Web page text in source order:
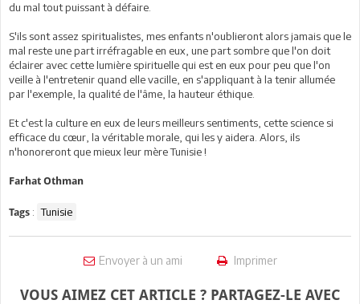
du mal tout puissant à défaire.
S'ils sont assez spiritualistes, mes enfants n'oublieront alors jamais que le
mal reste une part irréfragable en eux, une part sombre que l'on doit
éclairer avec cette lumière spirituelle qui est en eux pour peu que l'on
veille à l'entretenir quand elle vacille, en s'appliquant à la tenir allumée
par l'exemple, la qualité de l'âme, la hauteur éthique.
Et c'est la culture en eux de leurs meilleurs sentiments, cette science si
efficace du cœur, la véritable morale, qui les y aidera. Alors, ils
n'honoreront que mieux leur mère Tunisie !
Farhat Othman
Tags : Tunisie
Envoyer à un ami Imprimer
VOUS AIMEZ CET ARTICLE ? PARTAGEZ-LE AVEC